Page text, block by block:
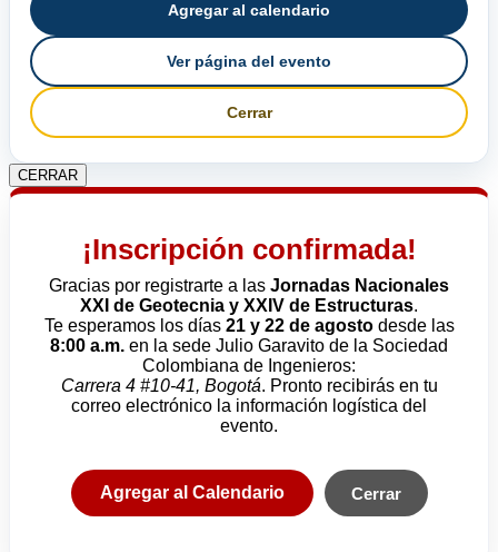
Agregar al calendario
Ver página del evento
Cerrar
CERRAR
¡Inscripción confirmada!
Gracias por registrarte a las Jornadas Nacionales
XXI de Geotecnia y XXIV de Estructuras.
Te esperamos los días 21 y 22 de agostodesde las
8:00 a.m. en la sede Julio Garavito de la Sociedad
Colombiana de Ingenieros:
Carrera 4 #10-41, Bogotá. Pronto recibirás en tu
correo electrónico la información logística del
evento.
Agregar al Calendario Cerrar